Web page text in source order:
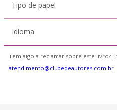
Tipo de papel
Idioma
Tem algo a reclamar sobre este livro?
atendimento@clubedeautores.com.br